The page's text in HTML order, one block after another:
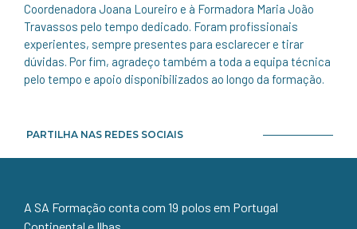
Coordenadora Joana Loureiro e à Formadora Maria João
Travassos pelo tempo dedicado. Foram profissionais
experientes, sempre presentes para esclarecer e tirar
dúvidas. Por fim, agradeço também a toda a equipa técnica
pelo tempo e apoio disponibilizados ao longo da formação.
PARTILHA NAS REDES SOCIAIS
A SA Formação conta com 19 polos em Portugal
Continental e Ilhas.